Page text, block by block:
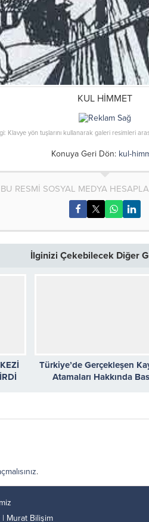
KUL HİMMET
Klavye yön tuşlarını kullanarak galeri resimleri
Konuya Geri Dön: kul-
BU RESMİ SOSYAL MEDYA
İlginizi Çekebilecek Diğer
Türkiye’de Gerçekleşen
Atamaları Hakkında
.
| Murat Bilişim